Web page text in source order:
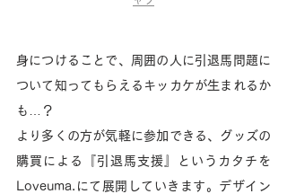
身につけることで、周囲の人に引退馬問題に
ついて知ってもらえるキッカケが生まれるか
も…？
より多くの方が気軽に参加できる、グッズの
購買による『引退馬支援』というカタチを
Loveuma.にて展開していきます。デザイン